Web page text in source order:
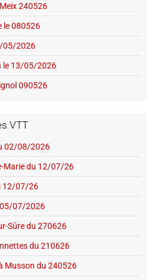
240526
le 080526
05/2026
le 13/05/2026
090526
VTT
02/08/2026
Marie du 12/07/26
12/07/26
05/07/2026
Sûre du 270626
du 210626
Musson du 240526